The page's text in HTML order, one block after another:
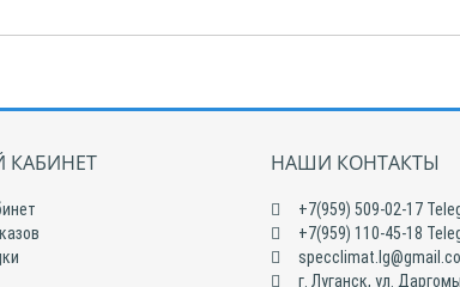
НАШИ КОНТАКТЫ
+7(959) 509-02-17
+7(959) 110-45-18
г. Луганск, ул.